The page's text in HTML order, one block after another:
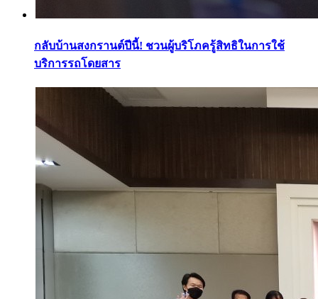
กลับบ้านสงกรานต์ปีนี้! ชวนผู้บริโภครู้สิทธิในการใช้
บริการรถโดยสาร